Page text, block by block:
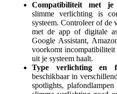
Compatibiliteit met je
slimme verlichting is
systeem. Controleer of de
met de app of digitale
Google Assistant,
voorkomt incompatibiliteit
uit je systeem haalt.
Type verlichting en
beschikbaar in
spotlights,